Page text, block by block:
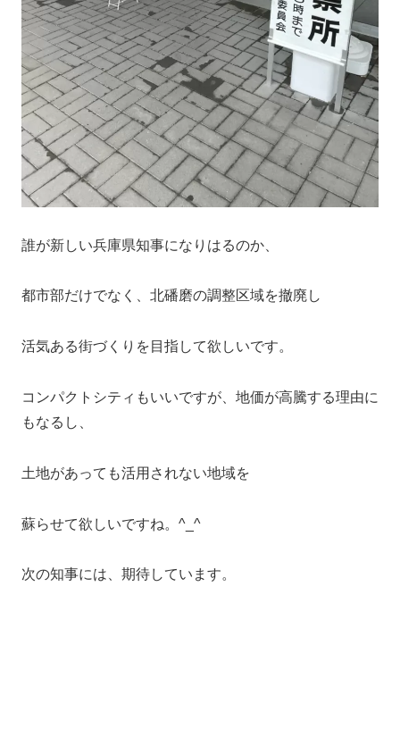
誰が新しい兵庫県知事になりはるのか、
都市部だけでなく、北磻磨の調整区域を撤廃し
活気ある街づくりを目指して欲しいです。
コンパクトシティもいいですが、地価が高騰する理由に
もなるし、
土地があっても活用されない地域を
蘇らせて欲しいですね。^_^
次の知事には、期待しています。